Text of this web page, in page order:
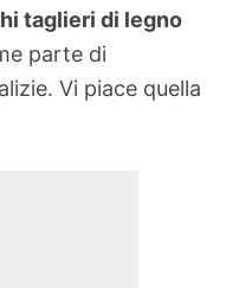
taglieri di legno
parte di
Vi piace quella